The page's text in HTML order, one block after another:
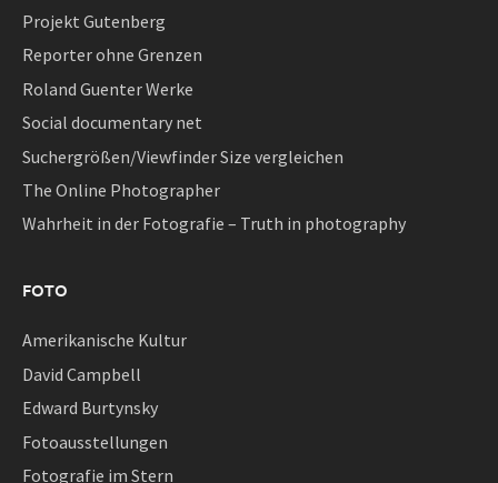
Projekt Gutenberg
Reporter ohne Grenzen
Roland Guenter Werke
Social documentary net
Suchergrößen/Viewfinder Size vergleichen
The Online Photographer
Wahrheit in der Fotografie – Truth in photography
FOTO
Amerikanische Kultur
David Campbell
Edward Burtynsky
Fotoausstellungen
Fotografie im Stern